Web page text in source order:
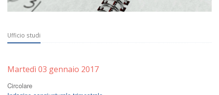
Ufficio studi
Martedì 03 gennaio 2017
Circolare